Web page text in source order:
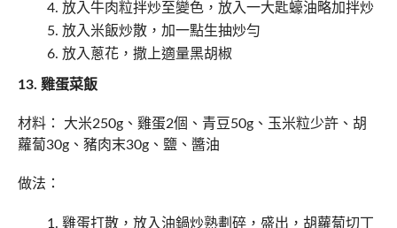
放入牛肉粒拌炒至變色，放入一大匙蠔油略加拌炒
放入米飯炒散，加一點生抽炒勻
放入蔥花，撒上適量黑胡椒
13. 雞蛋菜飯
材料： 大米250g、雞蛋2個、青豆50g、玉米粒少許、胡
蘿蔔30g、豬肉末30g、鹽、醬油
做法：
雞蛋打散，放入油鍋炒熟劃碎，盛出，胡蘿蔔切丁